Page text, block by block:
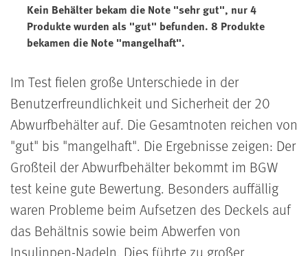
Kein Behälter bekam die Note "sehr gut", nur 4
Produkte wurden als "gut" befunden. 8 Produkte
bekamen die Note "mangelhaft".
Im Test fielen große Unterschiede in der
Benutzerfreundlichkeit und Sicherheit der 20
Abwurfbehälter auf. Die Gesamtnoten reichen von
"gut" bis "mangelhaft". Die Ergebnisse zeigen: Der
Großteil der Abwurfbehälter bekommt im BGW
test keine gute Bewertung. Besonders auffällig
waren Probleme beim Aufsetzen des Deckels auf
das Behältnis sowie beim Abwerfen von
Insulinpen-Nadeln. Dies führte zu großer